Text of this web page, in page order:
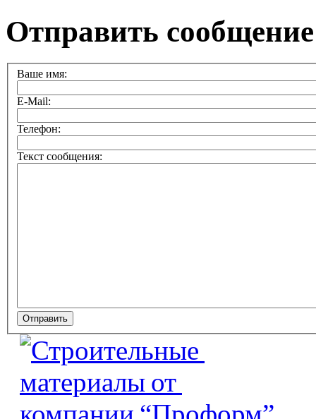
Отправить сообщение
Ваше имя:
E-Mail:
Телефон:
Текст сообщения: